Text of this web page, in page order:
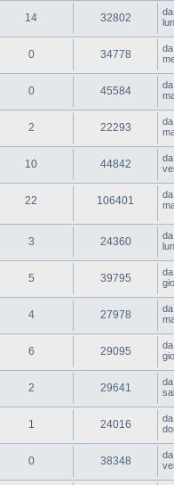
14 32802 da
0 34778 da
0 45584 da
2 22293 da
10 44842 da
22 106401 da
3 24360 da
5 39795 da
4 27978 da
6 29095 da
2 29641 da
1 24016 da
0 38348 da